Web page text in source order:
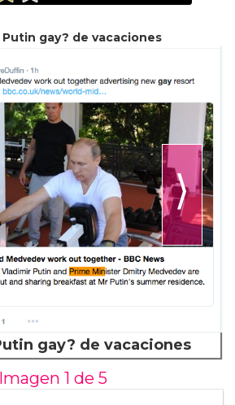
Putin gay? de vacaciones
⟩
gay? de vacaciones
Imagen 1 de 5